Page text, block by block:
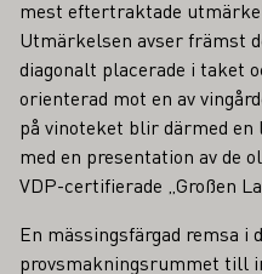
mest eftertraktade
Utmärkelsen avser främst
diagonalt placerade i taket
orienterad mot en av
på vinoteket blir därmed
med en presentation av de
VDP-certifierade „Großen
En mässingsfärgad remsa i
provsmakningsrummet till